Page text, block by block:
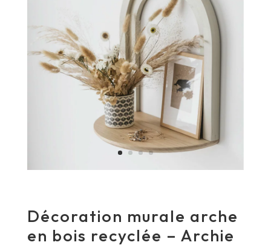
Décoration murale arche
en bois recyclée – Archie